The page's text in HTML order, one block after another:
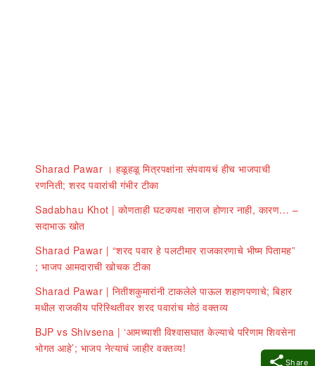
Share
Sharad Pawar । हळूहळू मित्रपक्षांना संपवायचं हीच भाजपाची
रणनिती; शरद पवारांची गंभीर टीका
Sadabhau Khot | कोणताही घटकपक्ष नाराज होणार नाही, कारण… –
सदाभाऊ खोत
Sharad Pawar | “शरद पवार हे पलटीमार राजकारणाचे भीष्म पितामह”
; भाजप आमदाराची खोचक टीका
Sharad Pawar | नितीशकुमारांनी टाकलेले पाऊल शहाणपणाचे; बिहार
मधील राजकीय परिस्थितीवर शरद पवारांच मोठं वक्तव्य
BJP vs Shivsena | ‘आमच्याशी विश्वासघात केल्याचे परिणाम शिवसेना
भोगत आहे’; भाजप नेत्याचं जाहीर वक्तव्य!